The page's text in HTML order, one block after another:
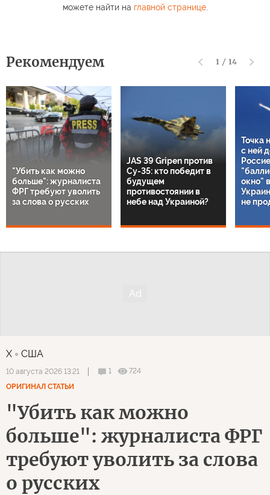
можете найти на главной странице.
Рекомендуем 1 / 14
"Убить как можно
больше": журналиста
ФРГ требуют уволить
за слова о русских
JAS 39 Gripen против
Су-35: кто победит в
будущем
противостоянии в
небе над Украиной?
Точка
с ней
окно"
не
X США
10 августа 2026 13:21 1
724
ОРИГИНАЛ СТАТЬИ
"Убить как можно
больше": журналиста ФРГ
требуют уволить за слова
о русских